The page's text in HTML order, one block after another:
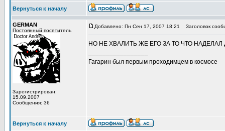
Вернуться к началу
GERMAN
Постоянный посетитель
Зарегистрирован:
15.09.2007
Сообщения: 36
Добавлено: Пн Сен 17, 2007 18:21 Заголовок
НО НЕ ХВАЛИТЬ ЖЕ ЕГО ЗА ТО ЧТО
Гагарин был первым проходимцем в космосе
Вернуться к началу